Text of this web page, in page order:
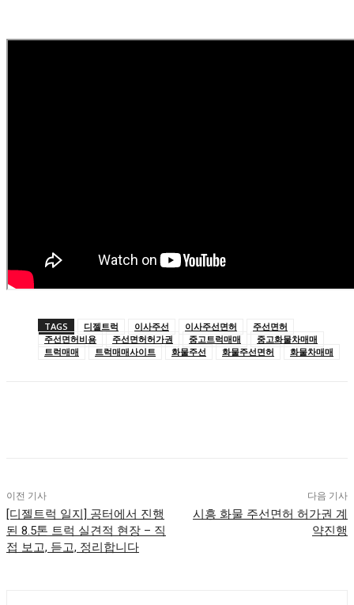
TAGS 디젤트럭 이사주선 이사주선면허
주선면허
주선면허비용
주선면허허가권 중고트럭매매
중고화물차매매
트럭매매
트럭매매사이트 화물주선 화물주선면허 화물차매매
이전 기사
[디젤트럭 일지] 공터에서 진행
된 8.5톤 트럭 실견적 현장 – 직
접 보고, 듣고, 정리합니다
다음 기사
시흥 화물 주선면허 허가권 계
약진행